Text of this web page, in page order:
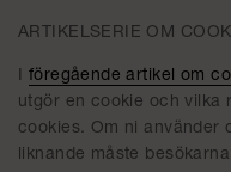
ARTIKELSERIE OM
I föregående artikel om
utgör en cookie och vilka
cookies. Om ni använder
liknande måste